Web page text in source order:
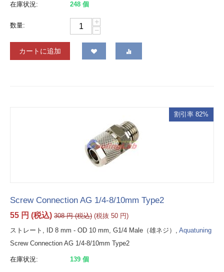
在庫状況: 248 個
数量:
+
−
カートに追加
割引率 82%
Screw Connection AG 1/4-8/10mm Type2
55 円 (税込) 308 円(税込) (税抜 50 円)
ストレート, ID 8 mm - OD 10 mm, G1/4 Male（雄ネジ）, Aquatuning
Screw Connection AG 1/4-8/10mm Type2
在庫状況: 139 個